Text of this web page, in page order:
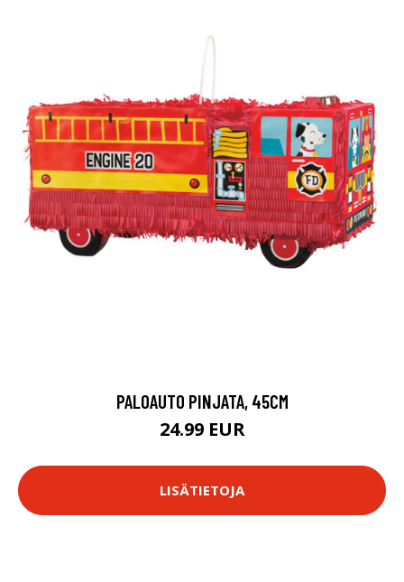
PALOAUTO PINJATA, 45CM
24.99 EUR
LISÄTIETOJA